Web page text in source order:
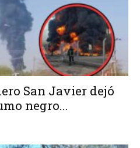
San Javier dejó
negro...